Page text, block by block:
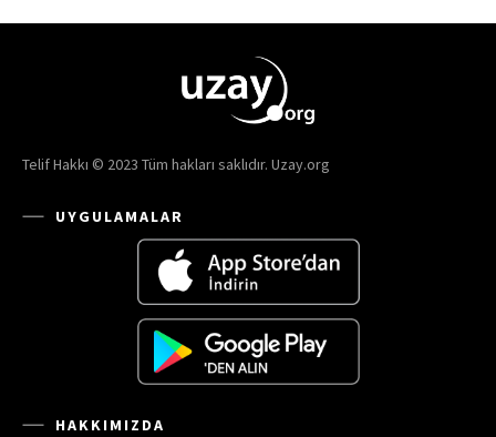
Telif Hakkı © 2023 Tüm hakları saklıdır. Uzay.org
UYGULAMALAR
HAKKIMIZDA